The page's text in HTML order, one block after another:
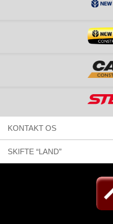
KONTAKT OS
SKIFTE “LAND”